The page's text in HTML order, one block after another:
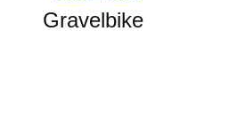
Gravelbike